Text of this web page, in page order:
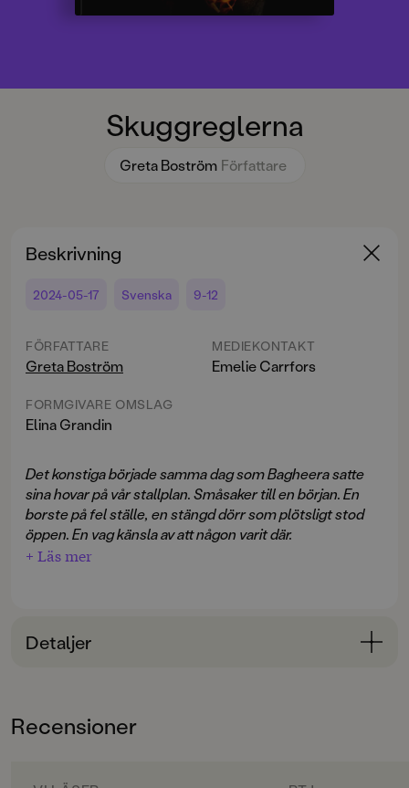
Skuggreglerna
Greta Boström Författare
Beskrivning
2024-05-17 Svenska 9-12
FÖRFATTARE
Greta Boström
FORMGIVARE OMSLAG
Elina Grandin
MEDIEKONTAKT
Emelie Carrfors
Det konstiga började samma dag som Bagheera satte
sina hovar på vår stallplan. Småsaker till en början. En
borste på fel ställe, en stängd dörr som plötsligt stod
öppen. En vag känsla av att någon varit där.
hennes liv är hingsten Bagheera, Los alldeles egna
är trasiga och oförklarliga fotspår i snön. Är det någon
där? Eller något?
+ Läs mer
Detaljer
9-12
Recensioner